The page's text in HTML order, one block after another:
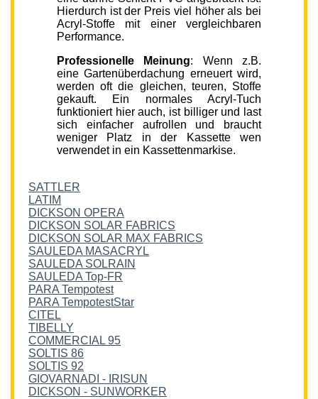
Hierdurch ist der Preis viel höher als bei
Acryl-Stoffe mit einer vergleichbaren
Performance.
Professionelle Meinung: Wenn z.B.
eine Gartenüberdachung erneuert wird,
werden oft die gleichen, teuren, Stoffe
gekauft. Ein normales Acryl-Tuch
funktioniert hier auch, ist billiger und last
sich einfacher aufrollen und braucht
weniger Platz in der Kassette wen
verwendet in ein Kassettenmarkise.
SATTLER
LATIM
DICKSON OPERA
DICKSON SOLAR FABRICS
DICKSON SOLAR MAX FABRICS
SAULEDA MASACRYL
SAULEDA SOLRAIN
SAULEDA Top-FR
PARA Tempotest
PARA TempotestStar
CITEL
TIBELLY
COMMERCIAL 95
SOLTIS 86
SOLTIS 92
GIOVARNADI - IRISUN
DICKSON - SUNWORKER